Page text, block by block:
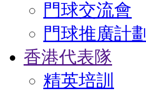
門球交流會
門球推廣計劃
香港代表隊
精英培訓